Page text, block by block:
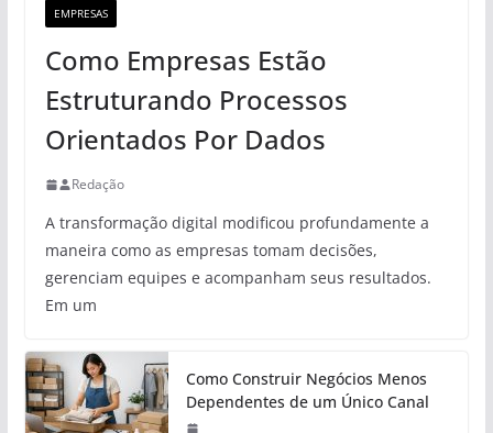
EMPRESAS
Como Empresas Estão
Estruturando Processos
Orientados Por Dados
Redação
A transformação digital modificou profundamente a
maneira como as empresas tomam decisões,
gerenciam equipes e acompanham seus resultados.
Em um
Como Construir Negócios Menos
Dependentes de um Único Canal